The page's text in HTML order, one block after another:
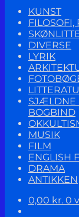
KUNST
FILOSOFI,
DIVERSE
LYRIK
SJÆLDNE
BOGBIND
MUSIK
FILM
ENGLISH
DRAMA
ANTIKKEN
0,00 kr. 0